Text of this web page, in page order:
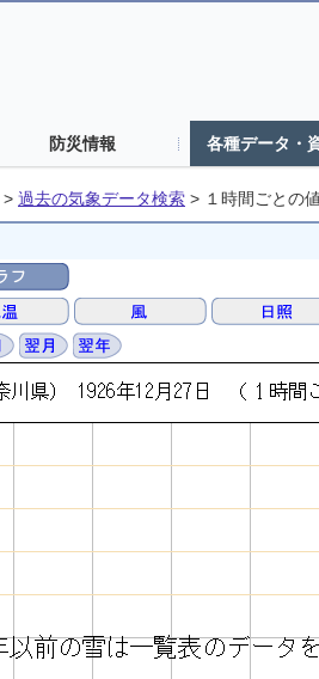
防災情報 各種データ・
> 過去の気象データ検索 > １時間ごとの